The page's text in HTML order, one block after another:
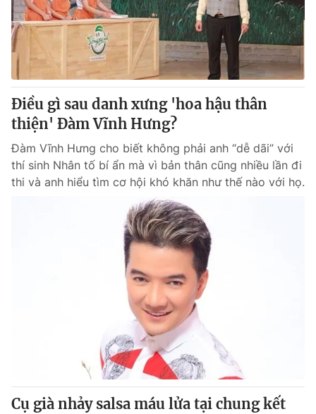
Điều gì sau danh xưng 'hoa hậu thân
thiện' Đàm Vĩnh Hưng?
Đàm Vĩnh Hưng cho biết không phải anh “dễ dãi” với
thí sinh Nhân tố bí ẩn mà vì bản thân cũng nhiều lần đi
thi và anh hiểu tìm cơ hội khó khăn như thế nào với họ.
Cụ già nhảy salsa máu lửa tại chung kết